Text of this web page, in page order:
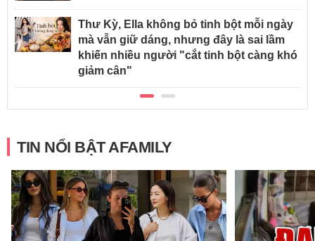
Thư Kỳ, Ella không bỏ tinh bột mỗi ngày
mà vẫn giữ dáng, nhưng đây là sai lầm
khiến nhiều người "cắt tinh bột càng khó
giảm cân"
TIN NỔI BẬT AFAMILY